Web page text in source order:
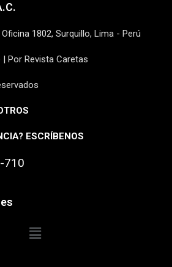
1802, Surquillo, Lima - Perú
Por Revista Caretas
ESCRÍBENOS
710